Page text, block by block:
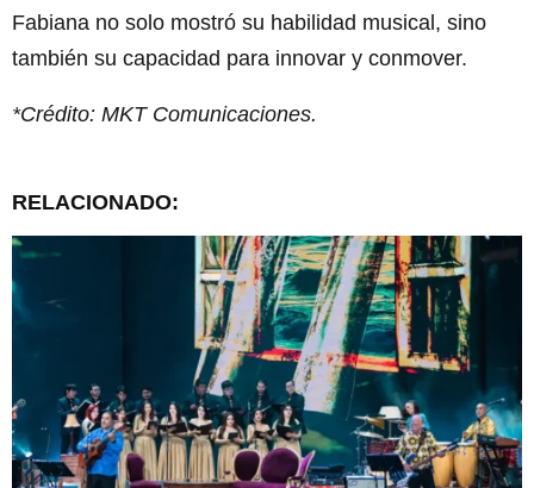
Fabiana no solo mostró su habilidad musical, sino
también su capacidad para innovar y conmover.
*Crédito: MKT Comunicaciones.
RELACIONADO: